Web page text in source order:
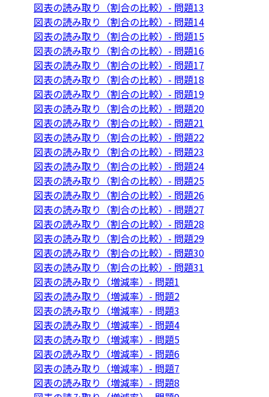
図表の読み取り（割合の比較）- 問題13
図表の読み取り（割合の比較）- 問題14
図表の読み取り（割合の比較）- 問題15
図表の読み取り（割合の比較）- 問題16
図表の読み取り（割合の比較）- 問題17
図表の読み取り（割合の比較）- 問題18
図表の読み取り（割合の比較）- 問題19
図表の読み取り（割合の比較）- 問題20
図表の読み取り（割合の比較）- 問題21
図表の読み取り（割合の比較）- 問題22
図表の読み取り（割合の比較）- 問題23
図表の読み取り（割合の比較）- 問題24
図表の読み取り（割合の比較）- 問題25
図表の読み取り（割合の比較）- 問題26
図表の読み取り（割合の比較）- 問題27
図表の読み取り（割合の比較）- 問題28
図表の読み取り（割合の比較）- 問題29
図表の読み取り（割合の比較）- 問題30
図表の読み取り（割合の比較）- 問題31
図表の読み取り（増減率）- 問題1
図表の読み取り（増減率）- 問題2
図表の読み取り（増減率）- 問題3
図表の読み取り（増減率）- 問題4
図表の読み取り（増減率）- 問題5
図表の読み取り（増減率）- 問題6
図表の読み取り（増減率）- 問題7
図表の読み取り（増減率）- 問題8